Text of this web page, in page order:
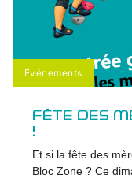
Événements
FÊTE DES
!
Et si la fête des
Bloc Zone ? Ce